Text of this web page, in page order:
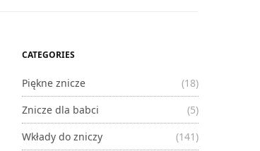
CATEGORIES
Piękne znicze
(18)
Znicze dla babci
(5)
Wkłady do zniczy
(141)